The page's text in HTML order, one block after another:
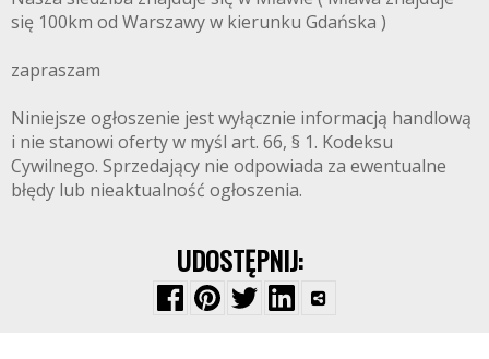
się 100km od Warszawy w kierunku Gdańska )
zapraszam
Niniejsze ogłoszenie jest wyłącznie informacją handlową
i nie stanowi oferty w myśl art. 66, § 1. Kodeksu
Cywilnego. Sprzedający nie odpowiada za ewentualne
błędy lub nieaktualność ogłoszenia.
UDOSTĘPNIJ: